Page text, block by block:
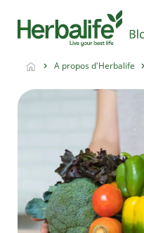
A propos d'Herbalife